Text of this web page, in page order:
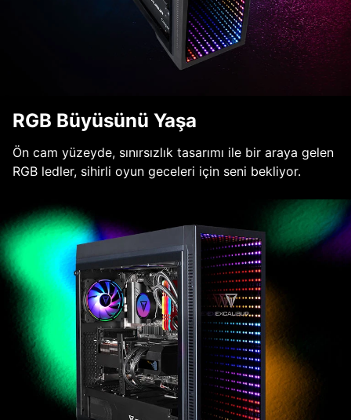
RGB Büyüsünü Yaşa
Ön cam yüzeyde, sınırsızlık tasarımı ile bir araya gelen
RGB ledler, sihirli oyun geceleri için seni bekliyor.